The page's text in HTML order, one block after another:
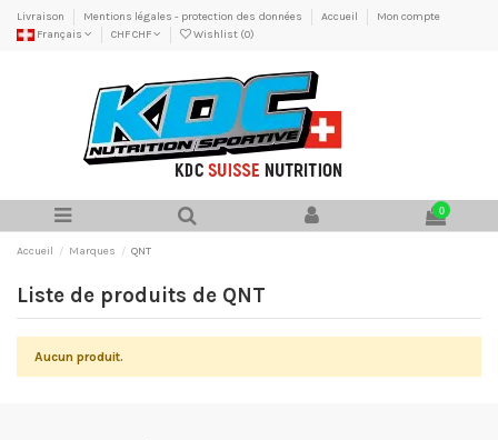
Livraison Mentions légales - protection des données Accueil
Mon compte
Français
CHF CHF Wishlist (0)
0
Accueil Marques QNT
Liste de produits de QNT
Aucun produit.